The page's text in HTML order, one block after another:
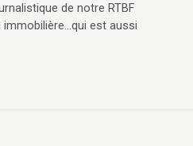
de notre RTBF
immobilière…qui est aussi